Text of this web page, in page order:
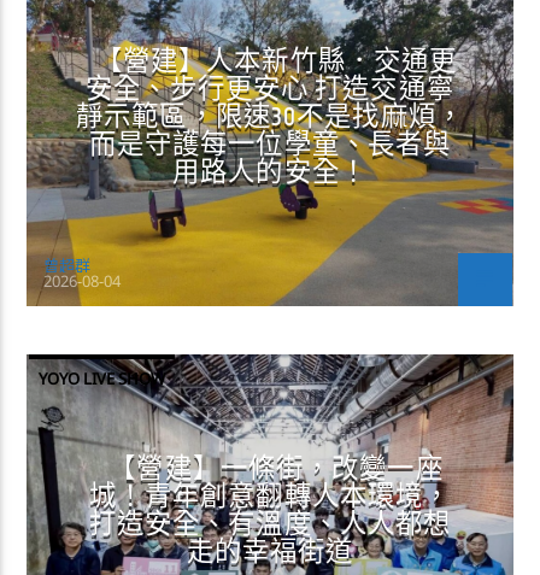
【營建】人本新竹縣．交通更
安全、步行更安心 打造交通寧
靜示範區，限速30不是找麻煩，
而是守護每一位學童、長者與
用路人的安全！
曾超群
2026-08-04
YOYO LIVE SHOW
【營建】一條街，改變一座
城！青年創意翻轉人本環境，
打造安全、有溫度、人人都想
走的幸福街道